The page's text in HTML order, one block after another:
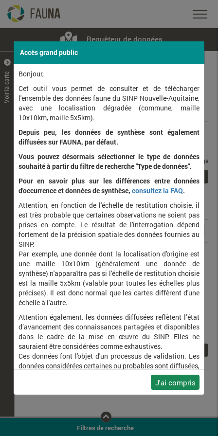
Requêteur de données
+
–
Voir la carte
Données
Rang taxonomique :
Affichage de1à 1sur1
taxons / page
Nom latin Nom vernaculaire
Cottus perifretum Bavard
Filtres de recherche
Accès grand public
Bonjour,
Cet outil vous permet de consulter et de télécharger
l'ensemble des données faune du SINP Nouvelle-Aquitaine,
avec une localisation dégradée (commune, maille
10x10km, maille 5x5km).
Depuis peu, les données de synthèse sont également
diffusées sur FAUNA, par défaut.
Vous pouvez désormais sélectionner le type de données
souhaité à partir du filtre de recherche "Type de données".
Pour en savoir plus sur les différences entre données
d'occurrence et données de synthèse, consultez la FAQ.
Attention, en fonction de l'échelle de restitution choisie, il
est très probable que certaines observations ne soient pas
prises en compte. Le résultat de l'interrogation dépend
fortement de la précision spatiale des données fournies au
SINP.
Par exemple, une donnée dont la localisation d'origine est
une maille 10x10km (généralement une donnée de
synthèse) n'apparaîtra pas si l'échelle de restitution choisie
est la maille 5x5km (valable pour toutes les échelles plus
précises). Il est donc normal que les cartes diffèrent d'une
échelle à l'autre.
Attention également, les données diffusées reflètent l’état
d’avancement des connaissances partagées et disponibles
dans le cadre de la mise en œuvre du SINP. Elles ne
sauraient être considérées comme exhaustives.
Ces données font l'objet d'un processus de validation. Les
données considérées certaines ou probables sont diffusées,
ainsi que celles pour lesquelles la méthode n'est pas
J'ai compris